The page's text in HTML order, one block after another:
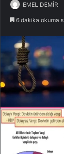
EMEL DEMİR
6 dakika okuma